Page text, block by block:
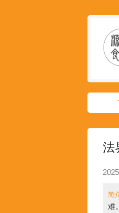
法
简
难